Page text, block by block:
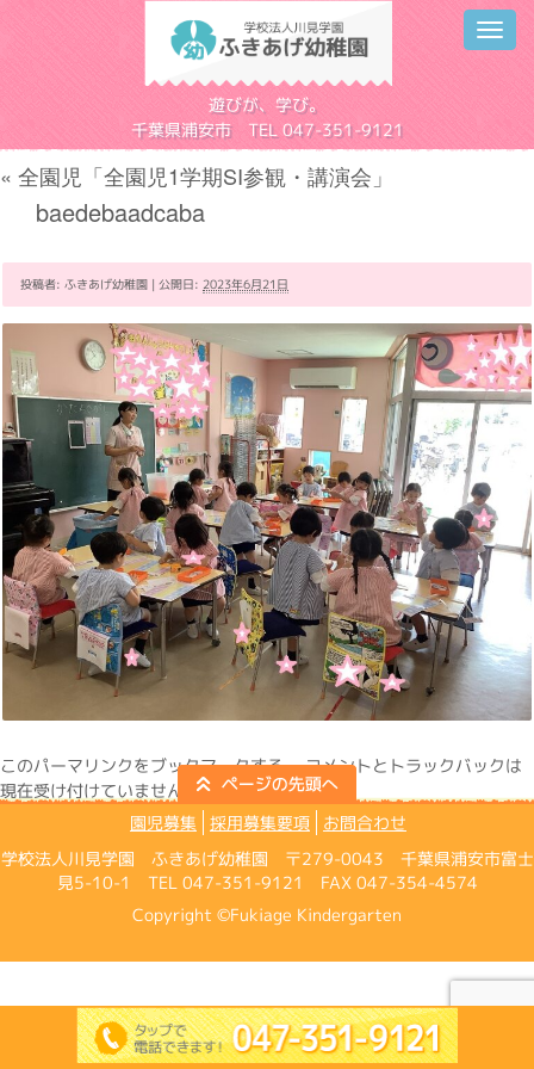
遊びが、学び。
千葉県浦安市 TEL 047-351-9121
« 全園児「全園児1学期SI参観・講演会」
baedebaadcaba
投稿者: ふきあげ幼稚園 | 公開日: 2023年6月21日
このパーマリンクをブックマークする。 コメントとトラックバックは
現在受け付けていません。
園児募集
採用募集要項
お問合わせ
学校法人川見学園 ふきあげ幼稚園 〒279-0043 千葉県浦安市富士
見5-10-1 TEL 047-351-9121 FAX 047-354-4574
Copyright ©Fukiage Kindergarten